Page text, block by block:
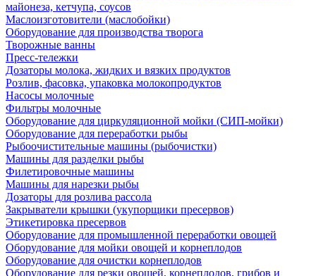
майонеза, кетчупа, соусов
Маслоизготовители (маслобойки)
Оборудование для производства творога
Творожные ванны
Пресс-тележки
Дозаторы молока, жидких и вязких продуктов
Розлив, фасовка, упаковка молокопродуктов
Насосы молочные
Фильтры молочные
Оборудование для циркуляционной мойки (СИП-мойки)
Оборудование для переработки рыбы
Рыбоочистительные машины (рыбочистки)
Машины для разделки рыбы
Филетировочные машины
Машины для нарезки рыбы
Дозаторы для розлива рассола
Закрыватели крышки (укупорщики пресервов)
Этикетировка пресервов
Оборудование для промышленной переработки овощей
Оборудование для мойки овощей и корнеплодов
Оборудование для очистки корнеплодов
Оборудование для резки овощей, корнеплодов, грибов и